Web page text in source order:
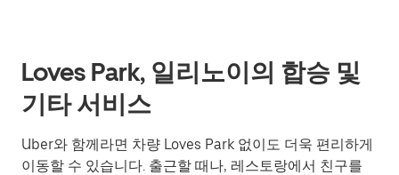
Loves Park, 일리노이의 합승 및
기타 서비스
Uber와 함께라면 차량 Loves Park 없이도 더욱 편리하게
이동할 수 있습니다. 출근할 때나, 레스토랑에서 친구를